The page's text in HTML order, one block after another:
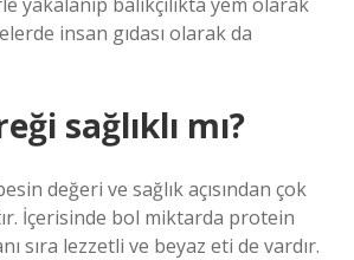
insan gıdası olarak da
sağlıklı mı?
değeri ve sağlık açısından çok
İçerisinde bol miktarda protein
sıra lezzetli ve beyaz eti de vardır.